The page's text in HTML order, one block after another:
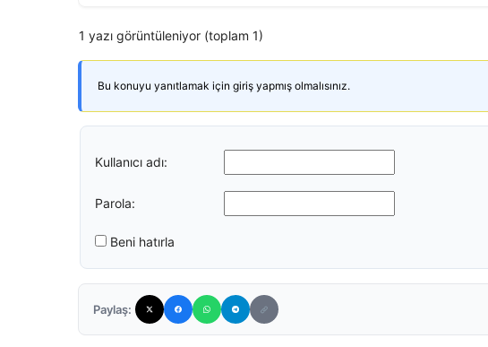
1 yazı görüntüleniyor (toplam 1)
Bu konuyu yanıtlamak için giriş yapmış olmalısınız.
Kullanıcı adı:
Parola:
Beni hatırla
Paylaş: